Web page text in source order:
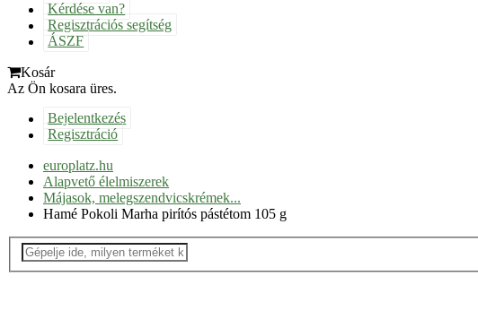
Kérdése van?
Regisztrációs segítség
ÁSZF
Kosár
Az Ön kosara üres.
Bejelentkezés
Regisztráció
europlatz.hu
Alapvető élelmiszerek
Májasok, melegszendvicskrémek...
Hamé Pokoli Marha pirítós pástétom 105 g